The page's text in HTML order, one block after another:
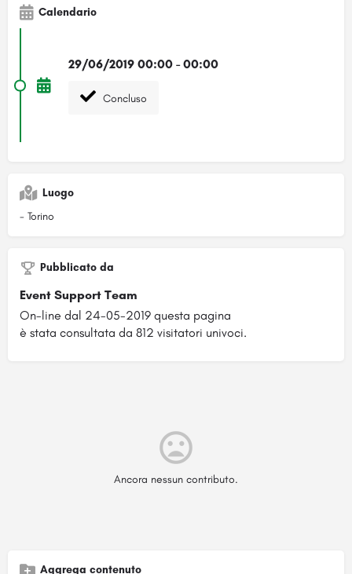
Calendario
29/06/2019 00:00 - 00:00
Concluso
Luogo
- Torino
Pubblicato da
Event Support Team
On-line dal 24-05-2019 questa pagina
è stata consultata da 812 visitatori univoci.
Ancora nessun contributo.
Aggrega contenuto